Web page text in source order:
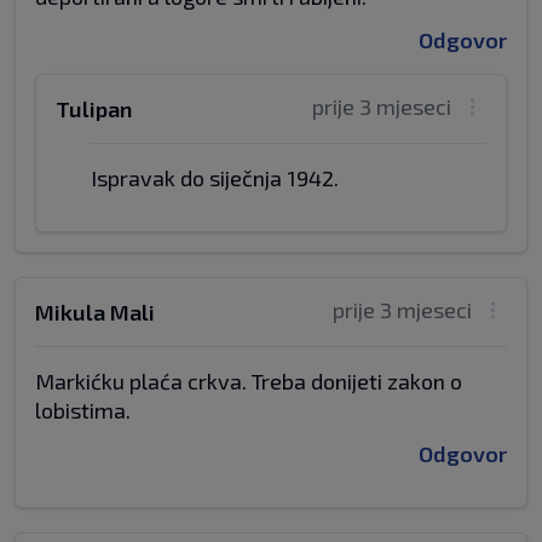
Odgovor
prije 3 mjeseci
Tulipan
Ispravak do siječnja 1942.
prije 3 mjeseci
Mikula Mali
Markićku plaća crkva. Treba donijeti zakon o
lobistima.
Odgovor